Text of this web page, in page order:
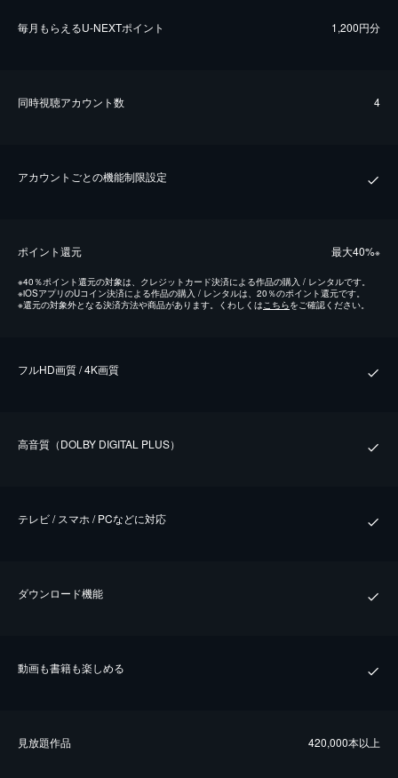
毎⽉もらえるU-NEXTポイント 1,200円分
同時視聴アカウント数 4
アカウントごとの機能制限設定
ポイント還元 最⼤40%※
※40％ポイント還元の対象は、クレジットカード決済による作品の購入 / レンタルです。
※iOSアプリのUコイン決済による作品の購入 / レンタルは、20％のポイント還元です。
※還元の対象外となる決済方法や商品があります。くわしくはこちらをご確認ください。
フルHD画質 / 4K画質
⾼⾳質（DOLBY DIGITAL PLUS）
テレビ / スマホ / PCなどに対応
ダウンロード機能
動画も書籍も楽しめる
⾒放題作品 420,000本以上